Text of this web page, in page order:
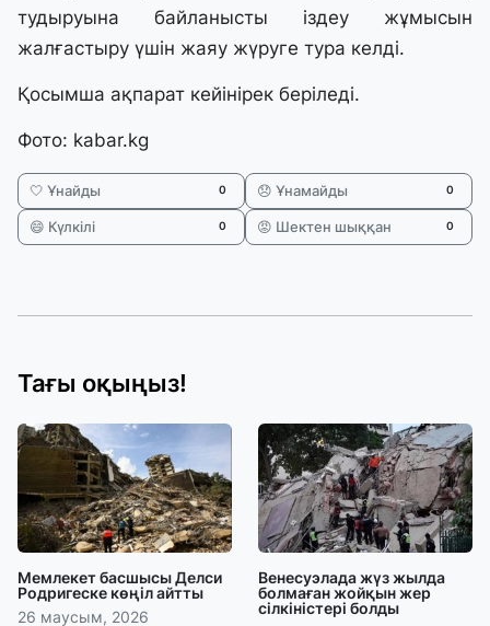
тудыруына байланысты іздеу жұмысын
жалғастыру үшін жаяу жүруге тура келді.
Қосымша ақпарат кейінірек беріледі.
Фото: kabar.kg
🤍 Ұнайды 0 😞 Ұнамайды 0
😄 Күлкілі 0 😡 Шектен шыққан 0
Тағы оқыңыз!
Мемлекет басшысы Делси
Родригеске көңіл айтты
26 маусым, 2026
Венесуэлада жүз жылда
болмаған жойқын жер
сілкіністері болды